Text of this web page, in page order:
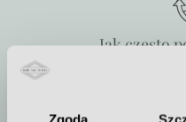
Zgoda
Jak często
Zabieg
lub